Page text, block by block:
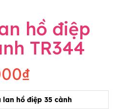
hồ điệp
TR344
lan hồ điệp 35 cành